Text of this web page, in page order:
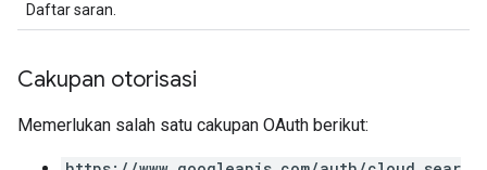
Daftar saran.
Cakupan otorisasi
Memerlukan salah satu cakupan OAuth berikut: